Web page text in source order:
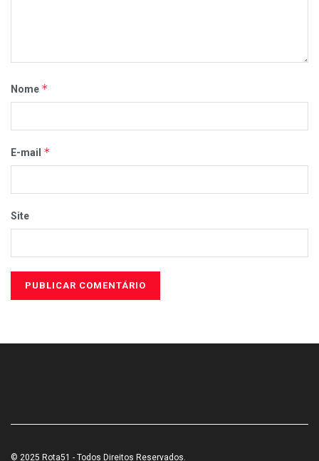
Nome *
E-mail *
Site
© 2025 Rota51 - Todos Direitos Reservados.